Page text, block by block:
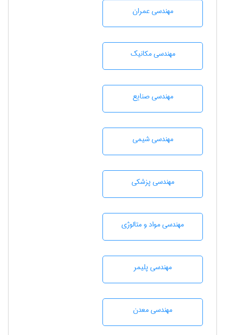
مهندسی عمران
مهندسی مکانیک
مهندسی صنايع
مهندسي شيمی
مهندسی پزشکی
مهندسی مواد و متالوژی
مهندسی پليمر
مهندسی معدن